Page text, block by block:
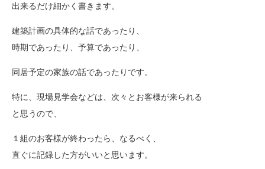
出来るだけ細かく書きます。
建築計画の具体的な話であったり、
時期であったり、予算であったり、
同居予定の家族の話であったりです。
特に、現場見学会などは、次々とお客様が来られる
と思うので、
１組のお客様が終わったら、なるべく、
直ぐに記録した方がいいと思います。